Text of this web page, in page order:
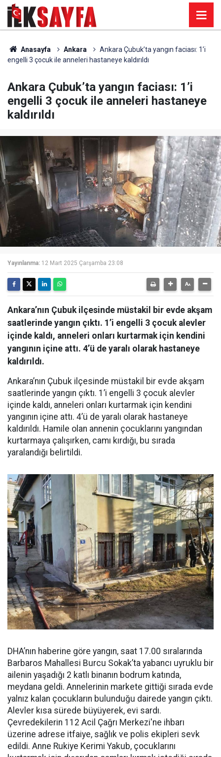
Anasayfa Ankara
Ankara Çubuk’ta yangın faciası: 1’i
engelli 3 çocuk ile anneleri hastaneye kaldırıldı
Ankara Çubuk’ta yangın faciası: 1’i
engelli 3 çocuk ile anneleri hastaneye
kaldırıldı
Yayınlanma: 12 Mart 2025 Çarşamba 23:08
Ankara’nın Çubuk ilçesinde müstakil bir evde akşam
saatlerinde yangın çıktı. 1’i engelli 3 çocuk alevler
içinde kaldı, anneleri onları kurtarmak için kendini
yangının içine attı. 4’ü de yaralı olarak hastaneye
kaldırıldı.
Ankara’nın Çubuk ilçesinde müstakil bir evde akşam
saatlerinde yangın çıktı. 1’i engelli 3 çocuk alevler
içinde kaldı, anneleri onları kurtarmak için kendini
yangının içine attı. 4’ü de yaralı olarak hastaneye
kaldırıldı. Hamile olan annenin çocuklarını yangından
kurtarmaya çalışırken, camı kırdığı, bu sırada
yaralandığı belirtildi.
DHA’nın haberine göre yangın, saat 17.00 sıralarında
Barbaros Mahallesi Burcu Sokak’ta yabancı uyruklu bir
ailenin yaşadığı 2 katlı binanın bodrum katında,
meydana geldi. Annelerinin markete gittiği sırada evde
yalnız kalan çocukların bulunduğu dairede yangın çıktı.
Alevler kısa sürede büyüyerek, evi sardı.
Çevredekilerin 112 Acil Çağrı Merkezi'ne ihbarı
üzerine adrese itfaiye, sağlık ve polis ekipleri sevk
edildi. Anne Rukiye Kerimi Yakub, çocuklarını